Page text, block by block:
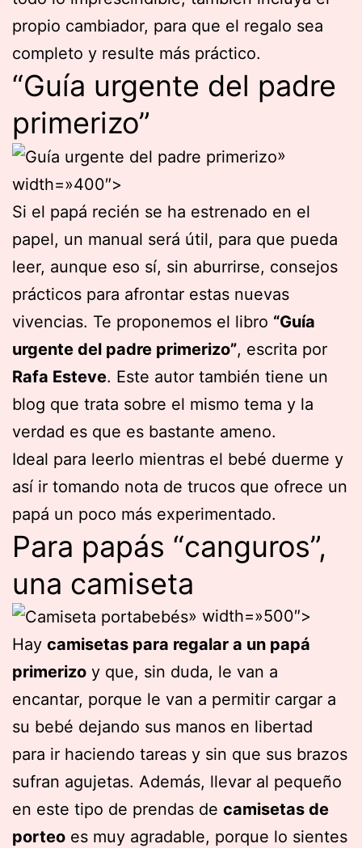
propio cambiador, para que el regalo sea
completo y resulte más práctico.
“Guía urgente del padre
primerizo”
»
width=»400″>
Si el papá recién se ha estrenado en el
papel, un manual será útil, para que pueda
leer, aunque eso sí, sin aburrirse, consejos
prácticos para afrontar estas nuevas
vivencias. Te proponemos el libro “Guía
urgente del padre primerizo”, escrita por
Rafa Esteve. Este autor también tiene un
blog que trata sobre el mismo tema y la
verdad es que es bastante ameno.
Ideal para leerlo mientras el bebé duerme y
así ir tomando nota de trucos que ofrece un
papá un poco más experimentado.
Para papás “canguros”,
una camiseta
» width=»500″>
Hay camisetas para regalar a un papá
primerizo y que, sin duda, le van a
encantar, porque le van a permitir cargar a
su bebé dejando sus manos en libertad
para ir haciendo tareas y sin que sus brazos
sufran agujetas. Además, llevar al pequeño
en este tipo de prendas de camisetas de
porteo es muy agradable, porque lo sientes